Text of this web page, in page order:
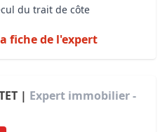
du trait de côte
fiche de l'expert
| Expert immobilier -